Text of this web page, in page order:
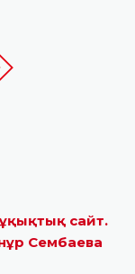
сайт.
Сембаева